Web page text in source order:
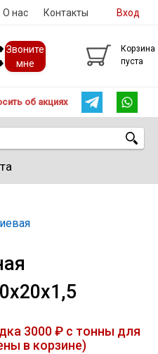
О нас Контакты Вход
Звоните
мне
Корзина
пуста
об акциях
3000 ₽ с тонны для
в корзине)